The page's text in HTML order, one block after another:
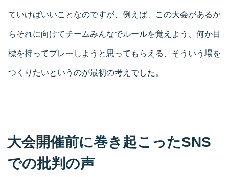
ていけばいいことなのですが、例えば、この大会があるか
らそれに向けてチームみんなでルールを覚えよう、何か目
標を持ってプレーしようと思ってもらえる、そういう場を
つくりたいというのが最初の考えでした。
大会開催前に巻き起こったSNS
での批判の声